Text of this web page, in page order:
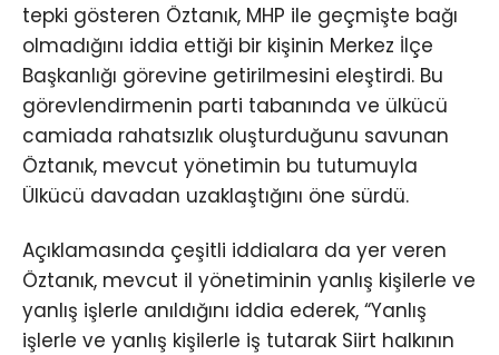
tepki gösteren Öztanık, MHP ile geçmişte bağı
olmadığını iddia ettiği bir kişinin Merkez İlçe
Başkanlığı görevine getirilmesini eleştirdi. Bu
görevlendirmenin parti tabanında ve ülkücü
camiada rahatsızlık oluşturduğunu savunan
Öztanık, mevcut yönetimin bu tutumuyla
Ülkücü davadan uzaklaştığını öne sürdü.
Açıklamasında çeşitli iddialara da yer veren
Öztanık, mevcut il yönetiminin yanlış kişilerle ve
yanlış işlerle anıldığını iddia ederek, “Yanlış
işlerle ve yanlış kişilerle iş tutarak Siirt halkının